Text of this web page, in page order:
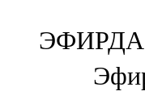
Болгар
106,0 FM
Бөгелмә
ЭФИРДА